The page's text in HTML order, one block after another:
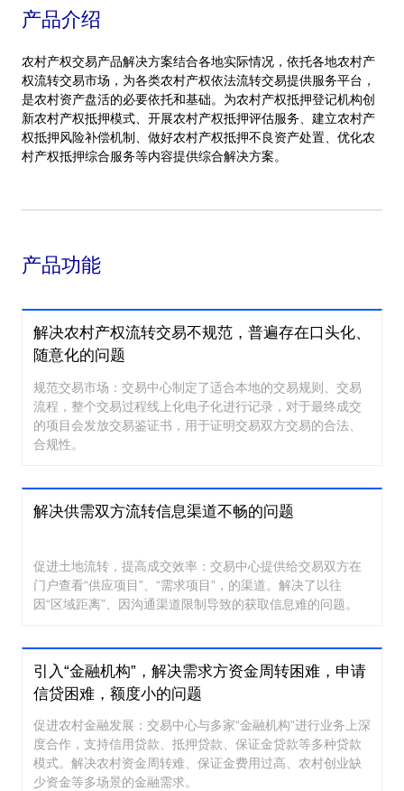
产品介绍
农村产权交易产品解决方案结合各地实际情况，依托各地农村产
权流转交易市场，为各类农村产权依法流转交易提供服务平台，
是农村资产盘活的必要依托和基础。为农村产权抵押登记机构创
新农村产权抵押模式、开展农村产权抵押评估服务、建立农村产
权抵押风险补偿机制、做好农村产权抵押不良资产处置、优化农
村产权抵押综合服务等内容提供综合解决方案。
产品功能
解决农村产权流转交易不规范，普遍存在口头化、
随意化的问题
规范交易市场：交易中心制定了适合本地的交易规则、交易
流程，整个交易过程线上化电子化进行记录，对于最终成交
的项目会发放交易鉴证书，用于证明交易双方交易的合法、
合规性。
解决供需双方流转信息渠道不畅的问题
促进土地流转，提高成交效率：交易中心提供给交易双方在
门户查看“供应项目”、“需求项目”，的渠道。解决了以往
因“区域距离”、因沟通渠道限制导致的获取信息难的问题。
引入“金融机构”，解决需求方资金周转困难，申请
信贷困难，额度小的问题
促进农村金融发展：交易中心与多家“金融机构”进行业务上深
度合作，支持信用贷款、抵押贷款、保证金贷款等多种贷款
模式。解决农村资金周转难、保证金费用过高、农村创业缺
少资金等多场景的金融需求。